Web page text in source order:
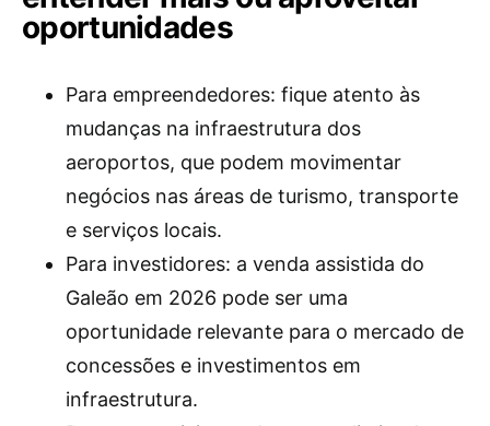
oportunidades
Para empreendedores: fique atento às
mudanças na infraestrutura dos
aeroportos, que podem movimentar
negócios nas áreas de turismo, transporte
e serviços locais.
Para investidores: a venda assistida do
Galeão em 2026 pode ser uma
oportunidade relevante para o mercado de
concessões e investimentos em
infraestrutura.